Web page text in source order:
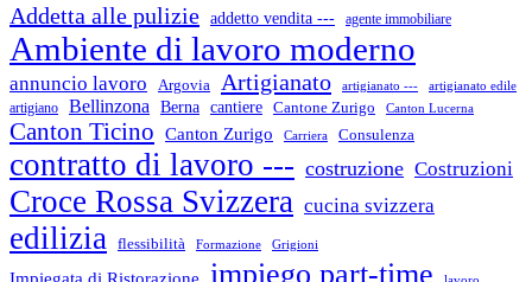
Addetta alle pulizie addetto vendita --- agente immobiliare
Ambiente di lavoro moderno
annuncio lavoro Argovia Artigianato artigianato --- artigianato edile
artigiano Bellinzona Berna cantiere Cantone Zurigo Canton Lucerna
Canton Ticino Canton Zurigo Carriera Consulenza
contratto di lavoro --- costruzione Costruzioni
Croce Rossa Svizzera cucina svizzera
edilizia flessibilità Formazione Grigioni
impiego part-time